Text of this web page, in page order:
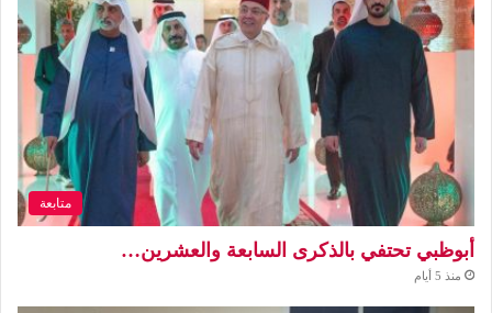
متابعة
أبوظبي تحتفي بالذكرى السابعة والعشرين…
منذ 5 أيام